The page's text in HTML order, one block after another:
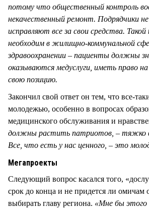
потому что общественный контроль
некачественный ремонт. Подрядчики
исправляют все за свои средства. Такой
необходим в жилищно-коммунальной
здравоохранении – пациенты должны
оказываются медуслуги, иметь право на
свою позицию.
Закончил свой ответ он тем, что все-
молодежью, особенно в вопросах
медицинского обслуживания и
должны растить патриотов , – тяжко
Все, что есть у нас ценного, – это
Мегапроекты
Следующий вопрос касался того,
срок до конца и не придется ли омичам
выбирать главу региона. «Мне бы этого